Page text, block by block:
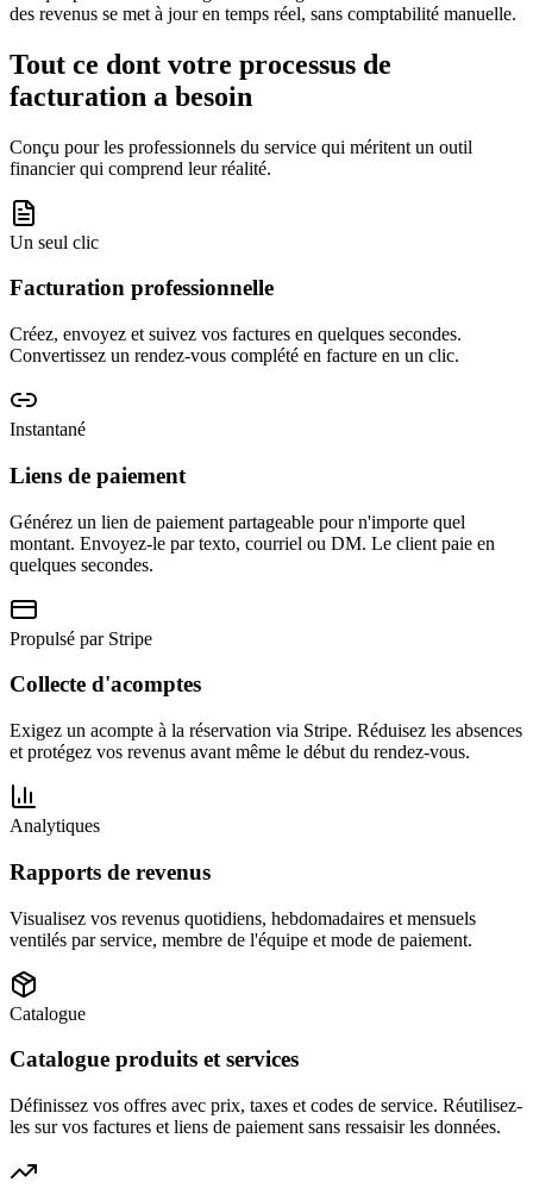
des revenus se met à jour en temps réel, sans comptabilité manuelle.
Tout ce dont votre processus de
facturation a besoin
Conçu pour les professionnels du service qui méritent un outil
financier qui comprend leur réalité.
Un seul clic
Facturation professionnelle
Créez, envoyez et suivez vos factures en quelques secondes.
Convertissez un rendez-vous complété en facture en un clic.
Instantané
Liens de paiement
Générez un lien de paiement partageable pour n'importe quel
montant. Envoyez-le par texto, courriel ou DM. Le client paie en
quelques secondes.
Propulsé par Stripe
Collecte d'acomptes
Exigez un acompte à la réservation via Stripe. Réduisez les absences
et protégez vos revenus avant même le début du rendez-vous.
Analytiques
Rapports de revenus
Visualisez vos revenus quotidiens, hebdomadaires et mensuels
ventilés par service, membre de l'équipe et mode de paiement.
Catalogue
Catalogue produits et services
Définissez vos offres avec prix, taxes et codes de service. Réutilisez-
les sur vos factures et liens de paiement sans ressaisir les données.